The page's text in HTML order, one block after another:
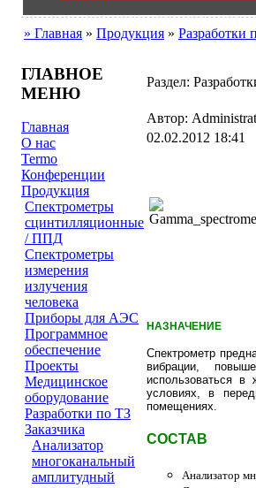
» Главная » Продукция » Разработки
ГЛАВНОЕ
МЕНЮ
Главная
О нас
Termo
Конференции
Продукция
Cпектрометры
сцинтилляционные
/ ППД
Cпектрометры
измерения
излучения
человека
Приборы для АЭС
Программное
обеспечение
Проeкты
Медицинское
оборудование
Разработки по ТЗ
Заказчика
Анализатор
многоканальный
амплитудный
Раздел:
Автор:
02.02.2012 18:41
НАЗНАЧЕНИЕ
Спектрометр
вибрации,
использоваться в
условиях, в
помещениях.
СОСТАВ
Анализатор